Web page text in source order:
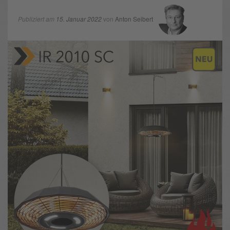
Publiziert am 15. Januar 2022von Anton Seibert